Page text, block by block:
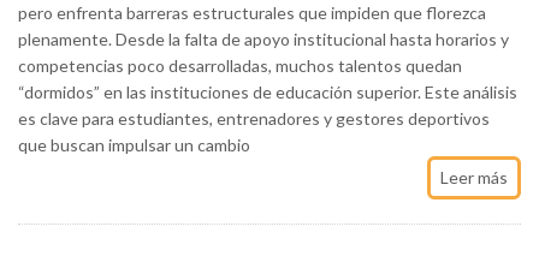
pero enfrenta barreras estructurales que impiden que florezca
plenamente. Desde la falta de apoyo institucional hasta horarios y
competencias poco desarrolladas, muchos talentos quedan
“dormidos” en las instituciones de educación superior. Este análisis
es clave para estudiantes, entrenadores y gestores deportivos
que buscan impulsar un cambio
Leer más